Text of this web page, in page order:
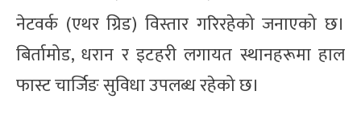
नेटवर्क (एथर ग्रिड) विस्तार गरिरहेको जनाएको छ।
बिर्तामोड, धरान र इटहरी लगायत स्थानहरूमा हाल
फास्ट चार्जिङ सुविधा उपलब्ध रहेको छ।